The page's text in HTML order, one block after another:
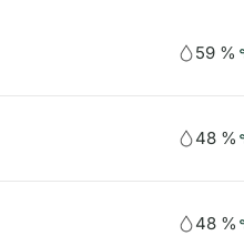
59 %
48 %
48 %